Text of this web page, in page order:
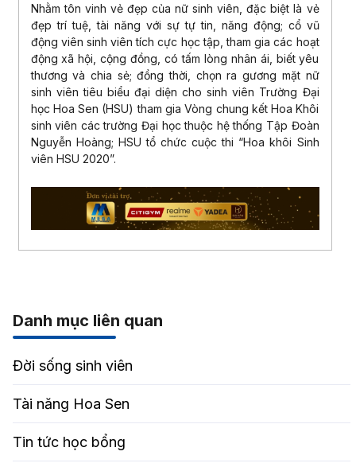
Nhằm tôn vinh vẻ đẹp của nữ sinh viên, đặc biệt là vẻ
đẹp trí tuệ, tài năng với sự tự tin, năng động; cổ vũ
động viên sinh viên tích cực học tập, tham gia các hoạt
động xã hội, cộng đồng, có tấm lòng nhân ái, biết yêu
thương và chia sẻ; đồng thời, chọn ra gương mặt nữ
sinh viên tiêu biểu đại diện cho sinh viên Trường Đại
học Hoa Sen (HSU) tham gia Vòng chung kết Hoa Khôi
sinh viên các trường Đại học thuộc hệ thống Tập Đoàn
Nguyễn Hoàng; HSU tổ chức cuộc thi “Hoa khôi Sinh
viên HSU 2020”.
Danh mục liên quan
Đời sống sinh viên
Tài năng Hoa Sen
Tin tức học bổng